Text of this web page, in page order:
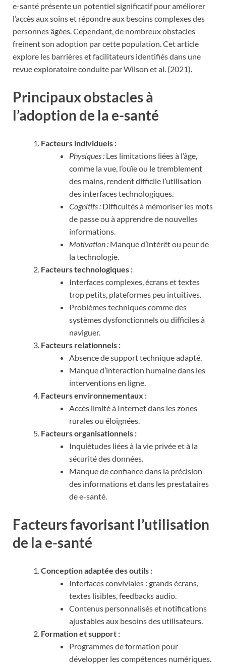
e-santé présente un potentiel significatif pour améliorer
l’accès aux soins et répondre aux besoins complexes des
personnes âgées. Cependant, de nombreux obstacles
freinent son adoption par cette population. Cet article
explore les barrières et facilitateurs identifiés dans une
revue exploratoire conduite par Wilson et al. (2021).
Principaux obstacles à
l’adoption de la e-santé
Facteurs individuels :
Physiques : Les limitations liées à l’âge,
comme la vue, l’ouïe ou le tremblement
des mains, rendent difficile l’utilisation
des interfaces technologiques.
Cognitifs : Difficultés à mémoriser les mots
de passe ou à apprendre de nouvelles
informations.
Motivation : Manque d’intérêt ou peur de
la technologie.
Facteurs technologiques :
Interfaces complexes, écrans et textes
trop petits, plateformes peu intuitives.
Problèmes techniques comme des
systèmes dysfonctionnels ou difficiles à
naviguer.
Facteurs relationnels :
Absence de support technique adapté.
Manque d’interaction humaine dans les
interventions en ligne.
Facteurs environnementaux :
Accès limité à Internet dans les zones
rurales ou éloignées.
Facteurs organisationnels :
Inquiétudes liées à la vie privée et à la
sécurité des données.
Manque de confiance dans la précision
des informations et dans les prestataires
de e-santé.
Facteurs favorisant l’utilisation
de la e-santé
Conception adaptée des outils :
Interfaces conviviales : grands écrans,
textes lisibles, feedbacks audio.
Contenus personnalisés et notifications
ajustables aux besoins des utilisateurs.
Formation et support :
Programmes de formation pour
développer les compétences numériques.